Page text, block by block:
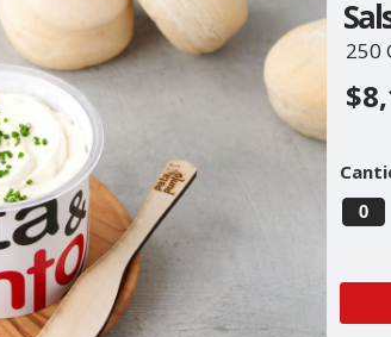
250
0